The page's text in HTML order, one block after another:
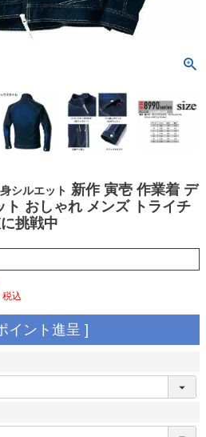
シルエット 新作 寅壱 作業着 デ
ト おしゃれ メンズ トライチ
挑戦中
税込
イント進呈 ]